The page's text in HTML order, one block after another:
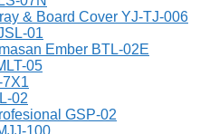
& Board Cover YJ-TJ-006
01
Ember BTL-02E
05
02
GSP-02
100